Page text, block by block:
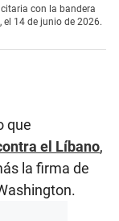
con la bandera
el 14 de junio de 2026.
que
el Líbano,
la firma de